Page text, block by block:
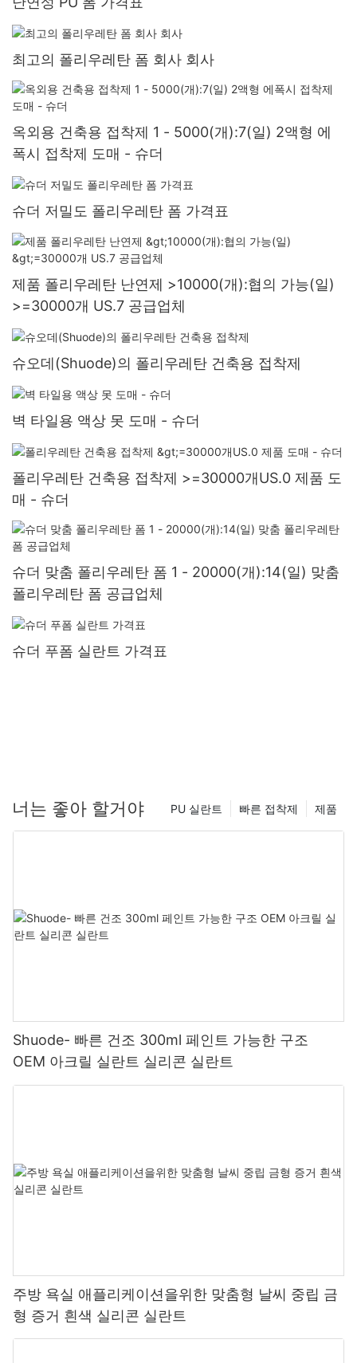
최고의 폴리우레탄 폼 회사 회사
옥외용 건축용 접착제 1 - 5000(개):7(일) 2액형 에
폭시 접착제 도매 - 슈더
슈더 저밀도 폴리우레탄 폼 가격표
제품 폴리우레탄 난연제 >10000(개):협의 가능(일)
>=30000개 US.7 공급업체
슈오데(Shuode)의 폴리우레탄 건축용 접착제
벽 타일용 액상 못 도매 - 슈더
폴리우레탄 건축용 접착제 >=30000개US.0 제품 도
매 - 슈더
슈더 맞춤 폴리우레탄 폼 1 - 20000(개):14(일) 맞춤
폴리우레탄 폼 공급업체
슈더 푸폼 실란트 가격표
너는 좋아 할거야 제품
빠른 접착제
PU 실란트
Shuode- 빠른 건조 300ml 페인트 가능한 구조
OEM 아크릴 실란트 실리콘 실란트
주방 욕실 애플리케이션을위한 맞춤형 날씨 중립 금
형 증거 흰색 실리콘 실란트